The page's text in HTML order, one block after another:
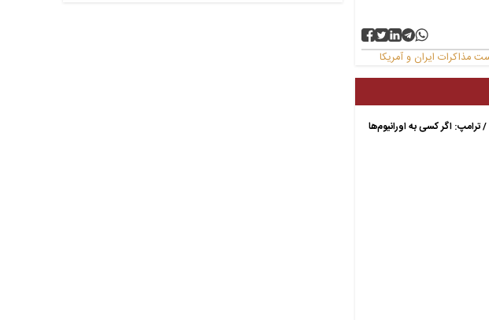
مذاکرات ایران و آمریکا
ترامپ: اگر کسی به اورانیوم‌ها